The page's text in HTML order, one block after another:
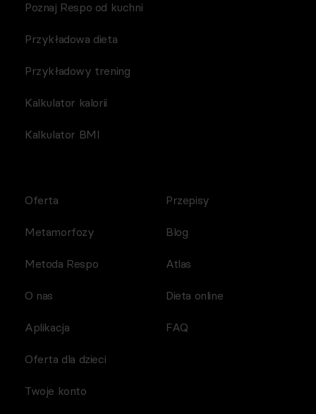
Poznaj Respo od kuchni
Przykładowa dieta
Przykładowy trening
Kalkulator kalorii
Kalkulator BMI
Oferta
Metamorfozy
Metoda Respo
O nas
Aplikacja
Przepisy
Blog
Atlas
Dieta online
FAQ
Oferta dla dzieci
Twoje konto